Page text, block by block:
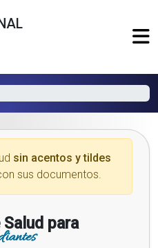
sin acentos y tildes
sus documentos.
para